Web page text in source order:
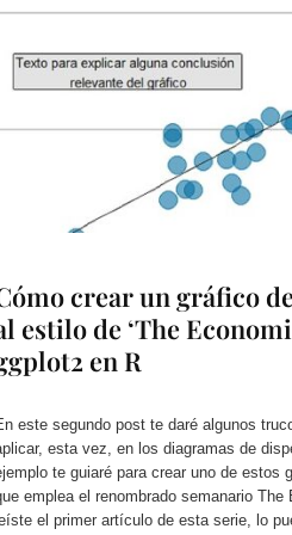
crear un gráfico
estilo de ‘The
en R
este segundo post te daré algunos
esta vez, en los diagramas de
te guiaré para crear uno de estos
emplea el renombrado semanario
el primer artículo de esta serie, lo